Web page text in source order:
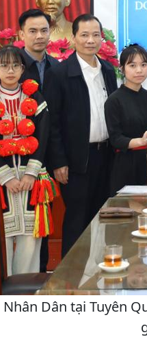
Dân tại Tuyên